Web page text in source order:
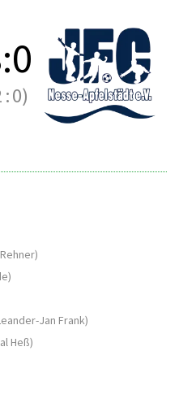
:0
:0)
)
)
Jan Frank)
Heß)